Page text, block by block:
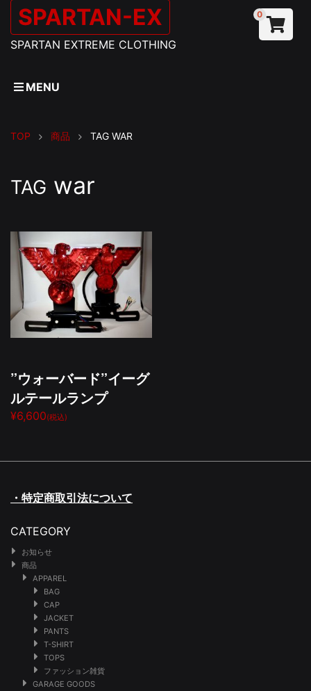
SPARTAN-EX
SPARTAN EXTREME CLOTHING
0
MENU
TOP 商品 TAG WAR
TAG war
”ウォーバード”イーグ
ルテールランプ
¥6,600(税込)
・特定商取引法について
CATEGORY
お知らせ
商品
APPAREL
BAG
CAP
JACKET
PANTS
T-SHIRT
TOPS
ファッション雑貨
GARAGE GOODS